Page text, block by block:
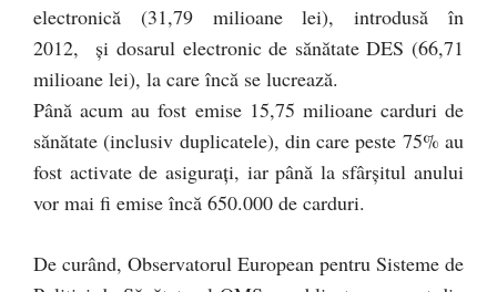
electronică (31,79 milioane lei), introdusă în
2012, şi dosarul electronic de sănătate DES (66,71
milioane lei), la care încă se lucrează.
Până acum au fost emise 15,75 milioane carduri de
sănătate (inclusiv duplicatele), din care peste 75% au
fost activate de asiguraţi, iar până la sfârşitul anului
vor mai fi emise încă 650.000 de carduri.
De curând, Observatorul European pentru Sisteme de